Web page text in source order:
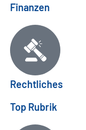
Finanzen
Rechtliches
Top Rubrik